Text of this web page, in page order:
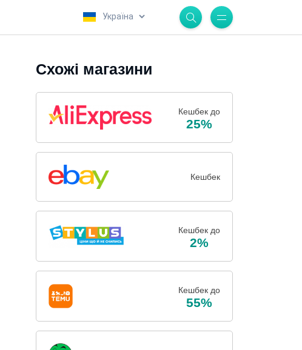
Схожі магазини
Кешбек до
25%
Кешбек
Кешбек до
2%
Кешбек до
55%